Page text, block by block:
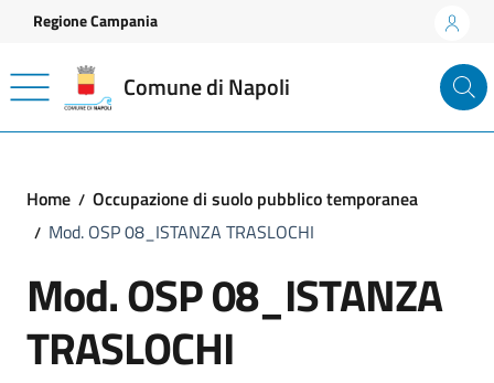
Vai ai contenuti
Vai al footer
Regione Campania
Comune di Napoli
Home
Occupazione di suolo pubblico temporanea
Mod. OSP 08_ISTANZA TRASLOCHI
Mod. OSP 08_ISTANZA
TRASLOCHI